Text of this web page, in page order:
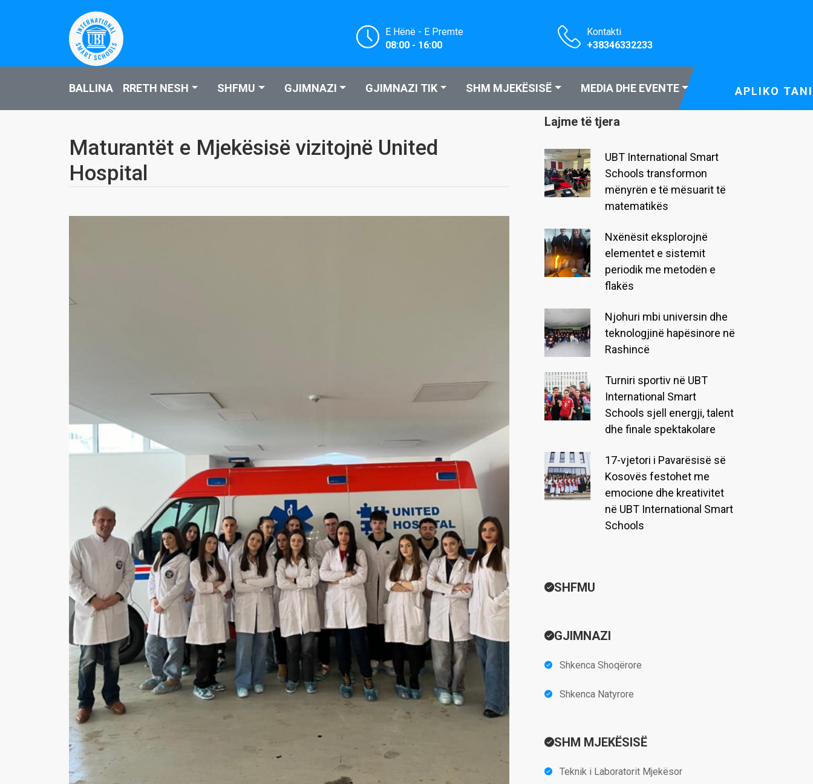
E Hënë - E Premte
08:00 - 16:00
Kontakti
+38346332233
APLIKO TANI
BALLINA RRETH NESH SHFMU GJIMNAZI GJIMNAZI TIK SHM MJEKËSISË MEDIA DHE EVENTE
Maturantët e Mjekësisë vizitojnë United
Hospital
Lajme të tjera
UBT International Smart
Schools transformon
mënyrën e të mësuarit të
matematikës
Nxënësit eksplorojnë
elementet e sistemit
periodik me metodën e
flakës
Njohuri mbi universin dhe
teknologjinë hapësinore në
Rashincë
Turniri sportiv në UBT
International Smart
Schools sjell energji, talent
dhe finale spektakolare
17-vjetori i Pavarësisë së
Kosovës festohet me
emocione dhe kreativitet
në UBT International Smart
Schools
SHFMU
GJIMNAZI
Shkenca Shoqërore
Shkenca Natyrore
SHM MJEKËSISË
Teknik i Laboratorit Mjekësor